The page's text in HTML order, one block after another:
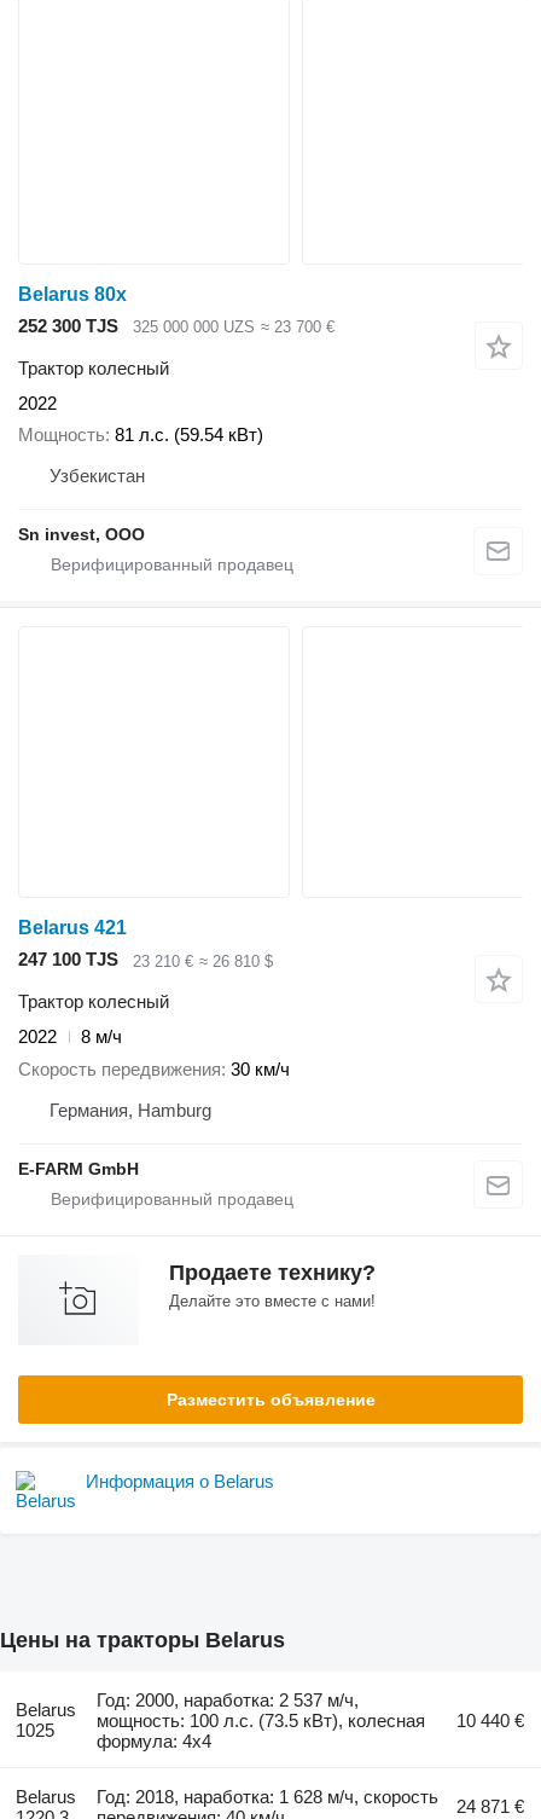
Belarus 80x
252 300 TJS
325 000 000 UZS ≈ 23 700 €
Трактор колесный
2022
Мощность 81 л.с. (59.54 кВт)
Узбекистан
Sn invest, ООО
Belarus 421
247 100 TJS
23 210 € ≈ 26 810 $
Трактор колесный
2022
8 м/ч
Скорость передвижения 30 км/ч
Германия, Hamburg
E-FARM GmbH
Продаете технику?
Делайте это вместе с нами!
Разместить объявление
Информация о Belarus
Цены на тракторы Belarus
Belarus
1025
Год: 2000, наработка: 2 537 м/ч,
мощность: 100 л.с. (73.5 кВт), колесная
формула: 4x4
10 440 €
Belarus
Год: 2018, наработка: 1 628 м/ч, скорость
24 871 €